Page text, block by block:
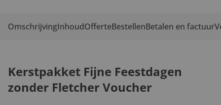
OmschrijvingInhoudOfferteBestellenBetalen en factuur
Kerstpakket Fijne Feestdagen
zonder Fletcher Voucher